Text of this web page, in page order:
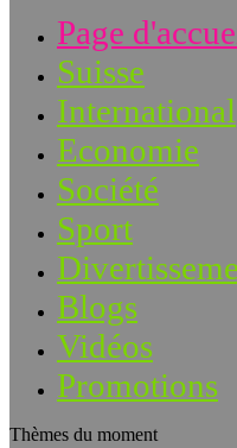
Page
Suisse
International
Economie
Société
Sport
Blogs
Vidéos
Promotions
Thèmes du moment